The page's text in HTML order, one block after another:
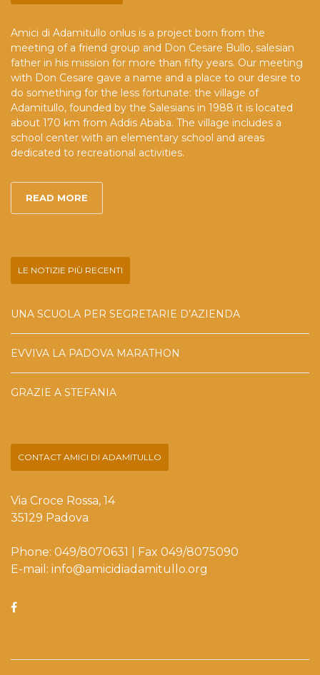
Amici di Adamitullo onlus is a project born from the
meeting of a friend group and Don Cesare Bullo, salesian
father in his mission for more than fifty years. Our meeting
with Don Cesare gave a name and a place to our desire to
do something for the less fortunate: the village of
Adamitullo, founded by the Salesians in 1988 it is located
about 170 km from Addis Ababa. The village includes a
school center with an elementary school and areas
dedicated to recreational activities.
READ MORE
LE NOTIZIE PIÙ RECENTI
UNA SCUOLA PER SEGRETARIE D’AZIENDA
EVVIVA LA PADOVA MARATHON
GRAZIE A STEFANIA
CONTACT AMICI DI ADAMITULLO
Via Croce Rossa, 14
35129 Padova
Phone: 049/8070631 | Fax 049/8075090
E-mail: info@amicidiadamitullo.org